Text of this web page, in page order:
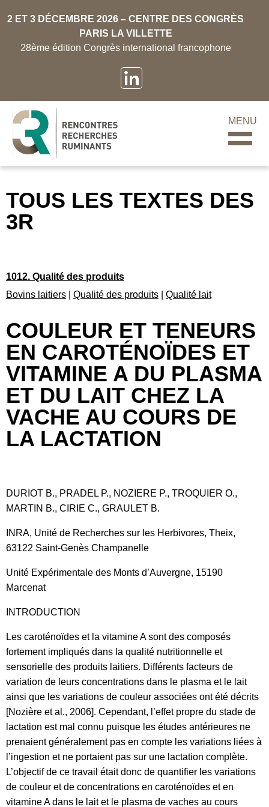
2 ET 3 DÉCEMBRE 2026 – CENTRE DES CONGRÈS
PARIS LA VILLETTE
28ème édition Congrès international francophone
MENU
TOUS LES TEXTES DES
3R
1012. Qualité des produits
Bovins laitiers
Qualité des produits Qualité lait
COULEUR ET TENEURS
EN CAROTÉNOÏDES ET
VITAMINE A DU PLASMA
ET DU LAIT CHEZ LA
VACHE AU COURS DE
LA LACTATION
DURIOT B., PRADEL P., NOZIERE P., TROQUIER O.,
MARTIN B., CIRIE C., GRAULET B.
INRA, Unité de Recherches sur les Herbivores, Theix,
63122 Saint-Genès Champanelle
Unité Expérimentale des Monts d’Auvergne, 15190
Marcenat
INTRODUCTION
Les caroténoïdes et la vitamine A sont des composés
fortement impliqués dans la qualité nutritionnelle et
sensorielle des produits laitiers. Différents facteurs de
variation de leurs concentrations dans le plasma et le lait
ainsi que les variations de couleur associées ont été décrits
[Nozière et al., 2006]. Cependant, l’effet propre du stade de
lactation est mal connu puisque les études antérieures ne
prenaient généralement pas en compte les variations liées à
l’ingestion et ne portaient pas sur une lactation complète.
L’objectif de ce travail était donc de quantifier les variations
de couleur et de concentrations en caroténoïdes et en
vitamine A dans le lait et le plasma de vaches au cours